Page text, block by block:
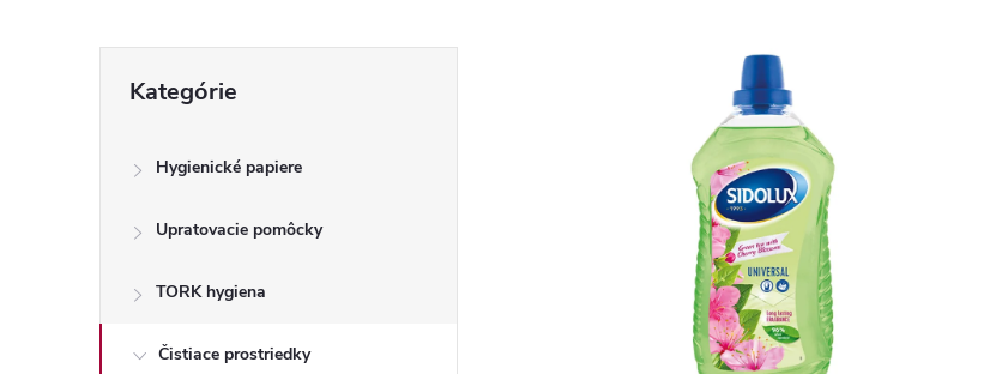
ý
kategórie
Kategórie
Hygienické papiere
Upratovacie pomôcky
TORK hygiena
Čistiace prostriedky